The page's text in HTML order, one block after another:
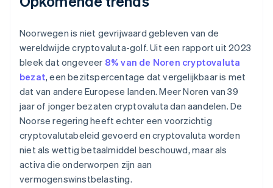
Noorwegen is niet gevrijwaard gebleven van de
wereldwijde cryptovaluta-golf. Uit een rapport uit 2023
bleek dat ongeveer 8% van de Noren cryptovaluta
bezat, een bezitspercentage dat vergelijkbaar is met
dat van andere Europese landen. Meer Noren van 39
jaar of jonger bezaten cryptovaluta dan aandelen. De
Noorse regering heeft echter een voorzichtig
cryptovalutabeleid gevoerd en cryptovaluta worden
niet als wettig betaalmiddel beschouwd, maar als
activa die onderworpen zijn aan
vermogenswinstbelasting.